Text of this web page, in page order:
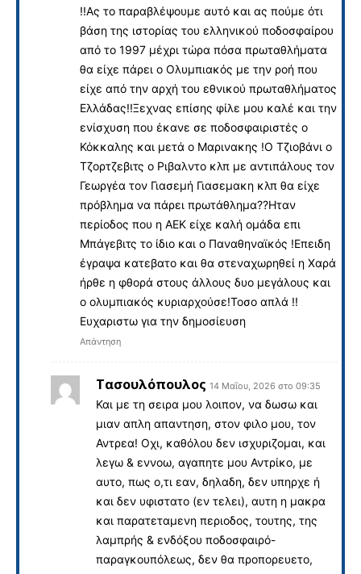
!!Ας το παραβλέψουμε αυτό και ας πούμε ότι
βάση της ιστορίας του ελληνικού ποδοσφαίρου
από το 1997 μέχρι τώρα πόσα πρωταθλήματα
θα είχε πάρει ο Ολυμπιακός με την ροή που
είχε από την αρχή του εθνικού πρωταθλήματος
Ελλάδας!!Ξεχνας επίσης φίλε μου καλέ και την
ενίσχυση που έκανε σε ποδοσφαιριστές ο
Κόκκαλης και μετά ο Μαρινακης !Ο Τζιοβάνι ο
Τζορτζεβιτς ο Ριβαλντο κλπ με αντιπάλους τον
Γεωργέα τον Γιασεμή Γιασεμακη κλπ θα είχε
πρόβλημα να πάρει πρωτάθλημα??Ηταν
περίοδος που η ΑΕΚ είχε καλή ομάδα επι
Μπάγεβιτς το ίδιο και ο Παναθηναϊκός !Επειδη
έγραψα κατεβατο και θα στεναχωρηθεί η Χαρά
ήρθε η φθορά στους άλλους δυο μεγάλους και
ο ολυμπιακός κυριαρχούσε!Τοσο απλά !!
Ευχαριστω για την δημοσίευση
Απάντηση
Τασουλόπουλος 14 Μαΐου, 2026 στο 09:35
Και με τη σειρα μου λοιπον, να δωσω και
μιαν απλη απαντηση, στον φιλο μου, τον
Αντρεα! Οχι, καθόλου δεν ισχυριζομαι, και
λεγω & εννοω, αγαπητε μου Αντρίκο, με
αυτο, πως ο,τι εαν, δηλαδη, δεν υπηρχε ή
και δεν υφιστατο (εν τελει), αυτη η μακρα
και παρατεταμενη περιοδος, τουτης, της
λαμπρής & ενδόξου ποδοσφαιρό-
παραγκουπόλεως, δεν θα προπορευετο,